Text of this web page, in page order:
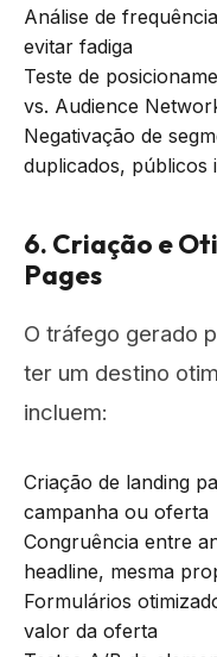
Análise de
evitar fadiga
Teste de
vs. Audience
Negativação de
duplicados, públicos
6. Criação e
Pages
O tráfego gerado
ter um destino
incluem:
Criação de landing
campanha ou oferta
Congruência entre
headline, mesma
Formulários
valor da oferta